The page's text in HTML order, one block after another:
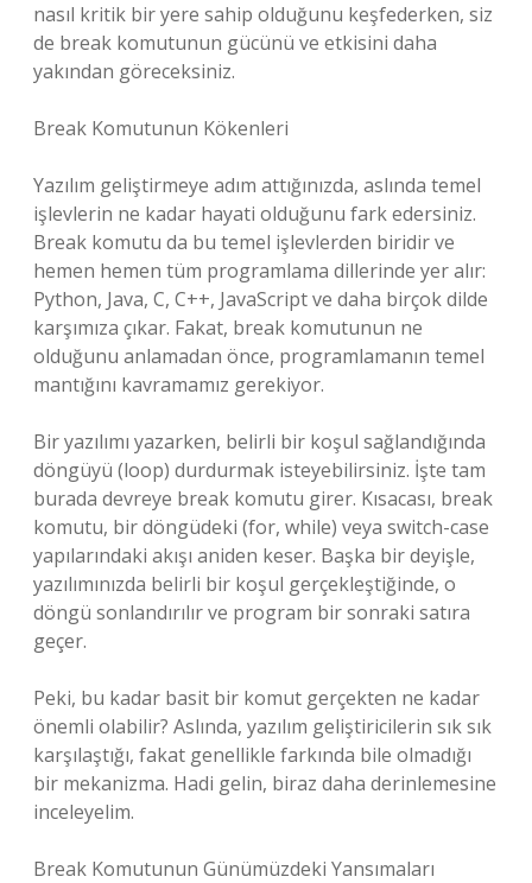
nasıl kritik bir yere sahip olduğunu keşfederken, siz
de break komutunun gücünü ve etkisini daha
yakından göreceksiniz.
Break Komutunun Kökenleri
Yazılım geliştirmeye adım attığınızda, aslında temel
işlevlerin ne kadar hayati olduğunu fark edersiniz.
Break komutu da bu temel işlevlerden biridir ve
hemen hemen tüm programlama dillerinde yer alır:
Python, Java, C, C++, JavaScript ve daha birçok dilde
karşımıza çıkar. Fakat, break komutunun ne
olduğunu anlamadan önce, programlamanın temel
mantığını kavramamız gerekiyor.
Bir yazılımı yazarken, belirli bir koşul sağlandığında
döngüyü (loop) durdurmak isteyebilirsiniz. İşte tam
burada devreye break komutu girer. Kısacası, break
komutu, bir döngüdeki (for, while) veya switch-case
yapılarındaki akışı aniden keser. Başka bir deyişle,
yazılımınızda belirli bir koşul gerçekleştiğinde, o
döngü sonlandırılır ve program bir sonraki satıra
geçer.
Peki, bu kadar basit bir komut gerçekten ne kadar
önemli olabilir? Aslında, yazılım geliştiricilerin sık sık
karşılaştığı, fakat genellikle farkında bile olmadığı
bir mekanizma. Hadi gelin, biraz daha derinlemesine
inceleyelim.
Break Komutunun Günümüzdeki Yansımaları